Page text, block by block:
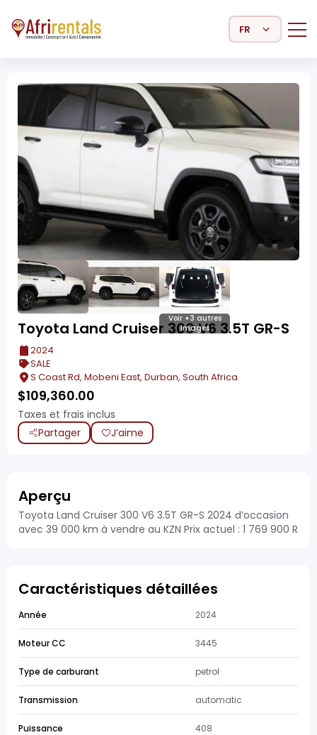
Select Language
Voir +3 autres
images
Toyota Land Cruiser 300 V6 3.5T GR-S
2024
SALE
S Coast Rd, Mobeni East, Durban, South Africa
$109,360.00
Taxes et frais inclus
Partager
J’aime
Aperçu
Toyota Land Cruiser 300 V6 3.5T GR-S 2024 d’occasion
avec 39 000 km à vendre au KZN Prix actuel : 1 769 900 R
Caractéristiques détaillées
Année 2024
Moteur CC 3445
Type de carburant petrol
Transmission automatic
Puissance 408